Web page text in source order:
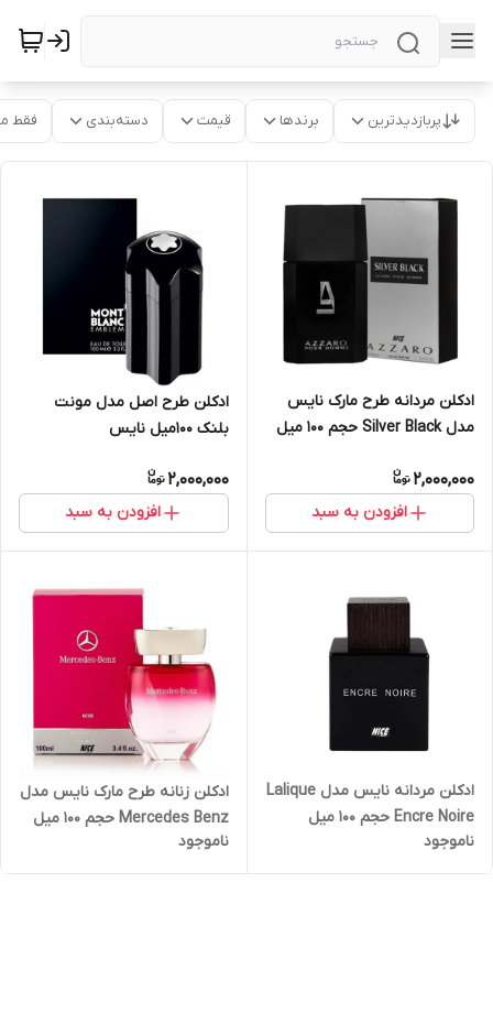
پربازدیدترین برندها قیمت دسته‌بندی فقط
ادکلن مردانه طرح مارک نایس
مدل Silver Black حجم ۱۰۰ میل
2,000,000
افزودن به سبد
ادکلن طرح اصل مدل مونت
بلنک 100میل نایس
2,000,000
افزودن به سبد
ادکلن مردانه نایس مدل Lalique
Encre Noire حجم 100 میل
ناموجود
ادکلن زنانه طرح مارک نایس مدل
Mercedes Benz حجم ۱۰۰ میل
ناموجود